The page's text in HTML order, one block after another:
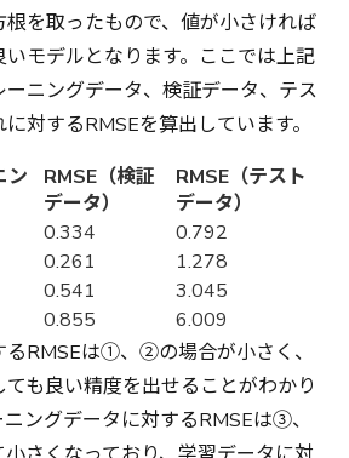
を取ったもので、値が小さければ
モデルとなります。ここでは上記
ニングデータ、検証データ、テス
対するRMSEを算出しています。
ン
RMSE（検証
データ）
RMSE（テスト
データ）
0.334
0.792
0.261
1.278
0.541
3.045
0.855
6.009
るRMSEは①、②の場合が小さく、
も良い精度を出せることがわかり
ングデータに対するRMSEは③、